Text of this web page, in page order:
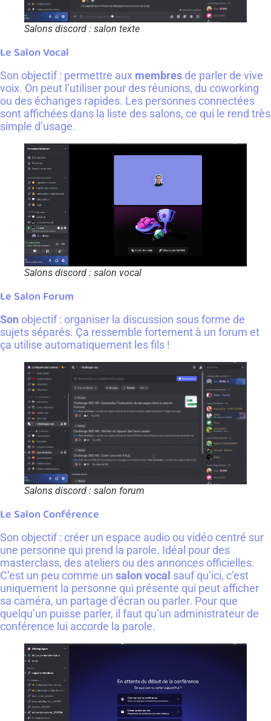
Salons discord : salon texte
Le Salon Vocal
Son objectif : permettre aux membres de parler de vive
voix. On peut l’utiliser pour des réunions, du coworking
ou des échanges rapides. Les personnes connectées
sont affichées dans la liste des salons, ce qui le rend très
simple d’usage.
Salons discord : salon vocal
Le Salon Forum
Son objectif : organiser la discussion sous forme de
sujets séparés. Ça ressemble fortement à un forum et
ça utilise automatiquement les fils !
Salons discord : salon forum
Le Salon Conférence
Son objectif : créer un espace audio ou vidéo centré sur
une personne qui prend la parole. Idéal pour des
masterclass, des ateliers ou des annonces officielles.
C’est un peu comme un salon vocal sauf qu’ici, c’est
uniquement la personne qui présente qui peut afficher
sa caméra, un partage d’écran ou parler. Pour que
quelqu’un puisse parler, il faut qu’un administrateur de
conférence lui accorde la parole.